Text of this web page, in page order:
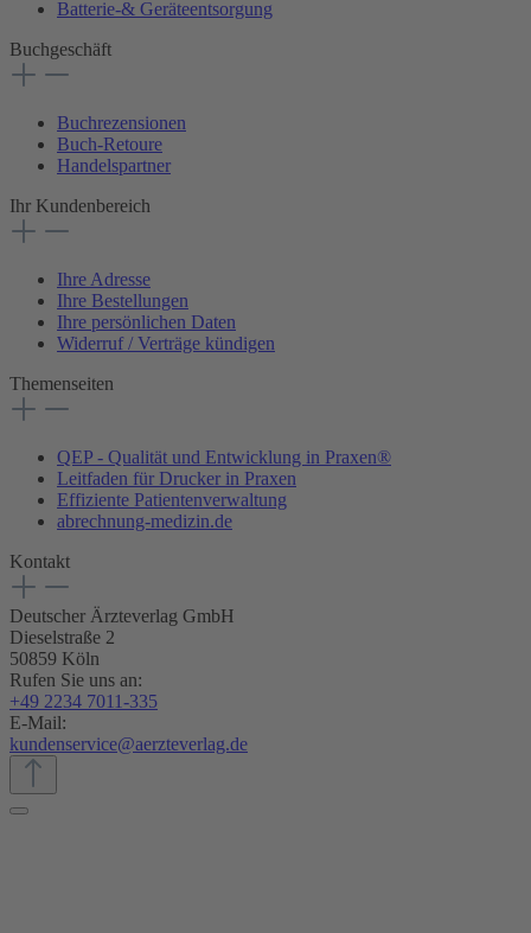
Batterie-& Geräteentsorgung
Buchgeschäft
Buchrezensionen
Buch-Retoure
Handelspartner
Ihr Kundenbereich
Ihre Adresse
Ihre Bestellungen
Ihre persönlichen Daten
Widerruf / Verträge kündigen
Themenseiten
QEP - Qualität und Entwicklung in Praxen®
Leitfaden für Drucker in Praxen
Effiziente Patientenverwaltung
abrechnung-medizin.de
Kontakt
Deutscher Ärzteverlag GmbH
Dieselstraße 2
50859 Köln
Rufen Sie uns an:
+49 2234 7011-335
E-Mail:
kundenservice@aerzteverlag.de